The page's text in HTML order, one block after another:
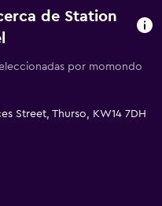
de Station
por momondo
Street, Thurso, KW14 7DH